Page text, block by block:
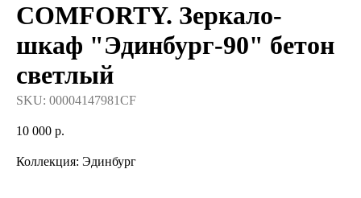
COMFORTY. Зеркало-
шкаф "Эдинбург-90" бетон
светлый
SKU: 00004147981CF
10 000 р.
Коллекция: Эдинбург